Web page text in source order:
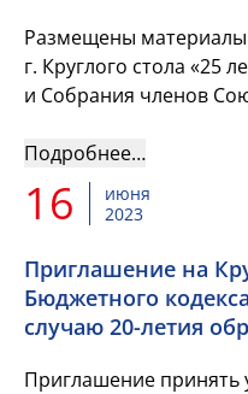
Размещены
г. Круглого стола «25
и Собрания членов
Подробнее…
16
июня
2023
Приглашение на
Бюджетного
случаю 20-летия
Приглашение принять